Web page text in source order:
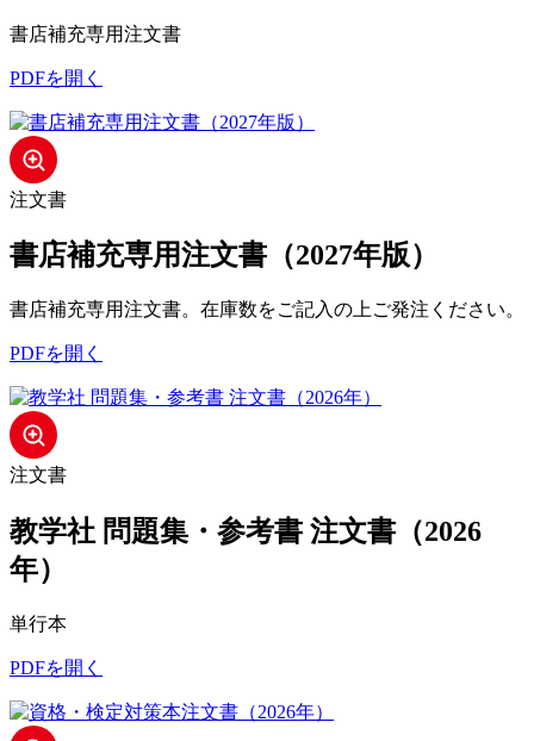
書店補充専用注文書
PDFを開く
注文書
書店補充専用注文書（2027年版）
書店補充専用注文書。在庫数をご記入の上ご発注ください。
PDFを開く
注文書
教学社 問題集・参考書 注文書（2026
年）
単行本
PDFを開く